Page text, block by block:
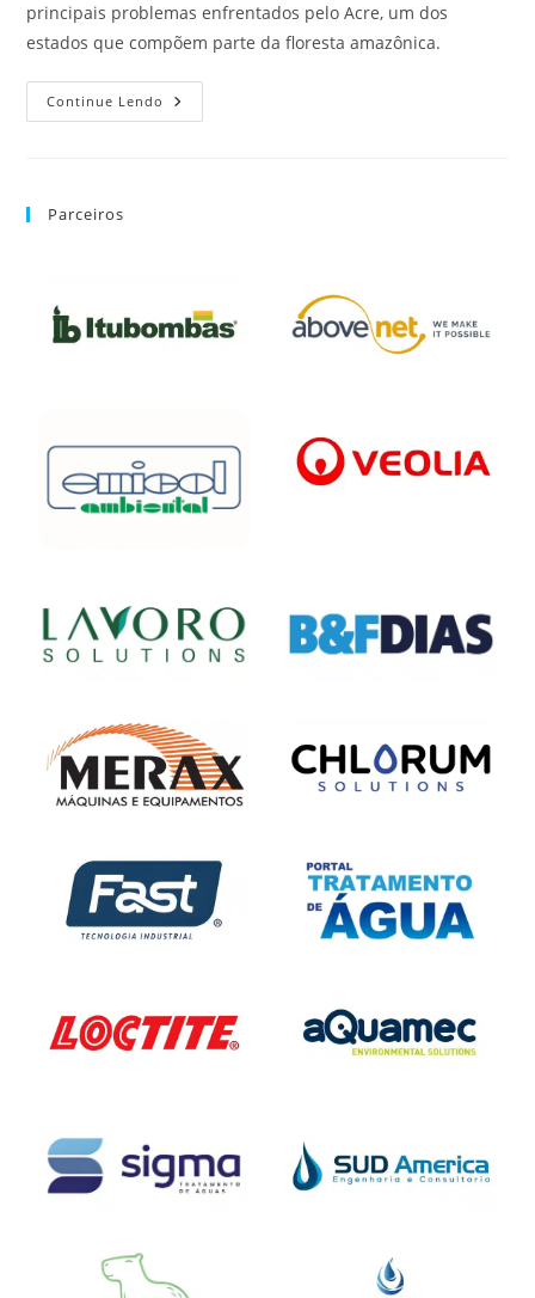
principais problemas enfrentados pelo Acre, um dos
estados que compõem parte da floresta amazônica.
Continue Lendo
Parceiros